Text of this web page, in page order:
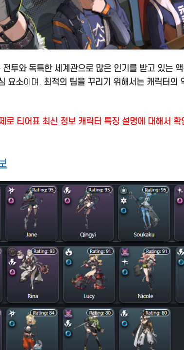
전투와 독특한 세계관으로 많은 인기를 받고 있는
요소이며, 최적의 팀을 꾸리기 위해서는 캐릭터의
로 티어표 최신 정보 캐릭터 특징 설명에 대해서 확